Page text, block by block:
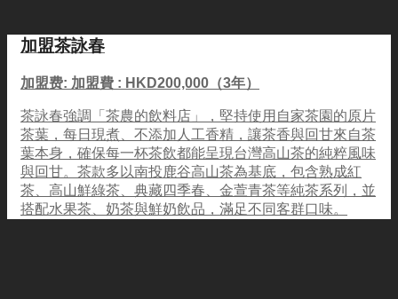
加盟茶詠春
加盟费: 加盟費 : HKD200,000（3年）
茶詠春強調「茶農的飲料店」，堅持使用自家茶園的原片
茶葉，每日現煮、不添加人工香精，讓茶香與回甘來自茶
葉本身，確保每一杯茶飲都能呈現台灣高山茶的純粹風味
與回甘。茶款多以南投鹿谷高山茶為基底，包含熟成紅
茶、高山鮮綠茶、典藏四季春、金萱青茶等純茶系列，並
搭配水果茶、奶茶與鮮奶飲品，滿足不同客群口味。